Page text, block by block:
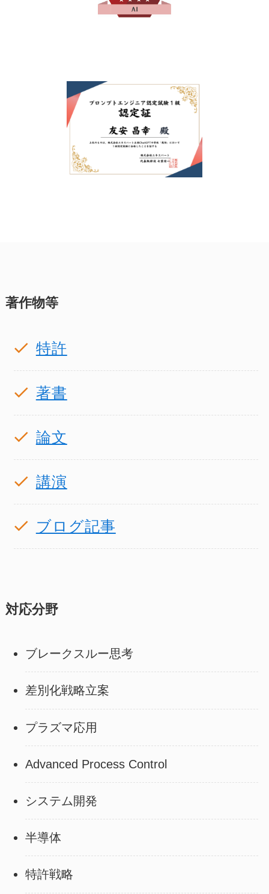
著作物等
特許
著書
論文
講演
ブログ記事
対応分野
ブレークスルー思考
差別化戦略立案
プラズマ応用
Advanced Process Control
システム開発
半導体
特許戦略